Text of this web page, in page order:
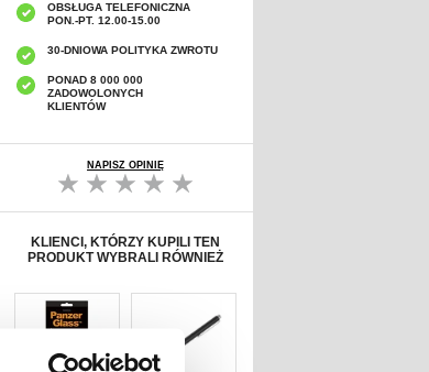
OBSŁUGA TELEFONICZNA
PON.-PT. 12.00-15.00
30-DNIOWA POLITYKA ZWROTU
PONAD 8 000 000
ZADOWOLONYCH
KLIENTÓW
NAPISZ OPINIĘ
KLIENCI, KTÓRZY KUPILI TEN
PRODUKT WYBRALI RÓWNIEŻ